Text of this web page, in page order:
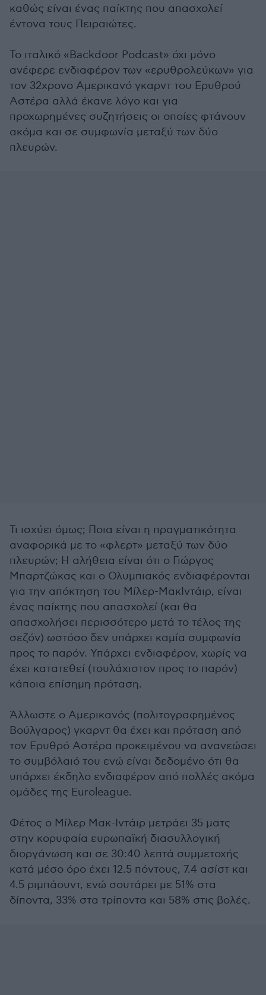
καθώς είναι ένας παίκτης που απασχολεί
έντονα τους Πειραιώτες.
Το ιταλικό «Backdoor Podcast» όχι μόνο
ανέφερε ενδιαφέρον των «ερυθρολεύκων» για
τον 32χρονο Αμερικανό γκαρντ του Ερυθρού
Αστέρα αλλά έκανε λόγο και για
προχωρημένες συζητήσεις οι οποίες φτάνουν
ακόμα και σε συμφωνία μεταξύ των δύο
πλευρών.
Τι ισχύει όμως; Ποια είναι η πραγματικότητα
αναφορικά με το «φλερτ» μεταξύ των δύο
πλευρών; Η αλήθεια είναι ότι ο Γιώργος
Μπαρτζώκας και ο Ολυμπιακός ενδιαφέρονται
για την απόκτηση του Μίλερ-ΜακΙντάιρ, είναι
ένας παίκτης που απασχολεί (και θα
απασχολήσει περισσότερο μετά το τέλος της
σεζόν) ωστόσο δεν υπάρχει καμία συμφωνία
προς το παρόν. Υπάρχει ενδιαφέρον, χωρίς να
έχει κατατεθεί (τουλάχιστον προς το παρόν)
κάποια επίσημη πρόταση.
Άλλωστε ο Αμερικανός (πολιτογραφημένος
Βούλγαρος) γκαρντ θα έχει και πρόταση από
τον Ερυθρό Αστέρα προκειμένου να ανανεώσει
το συμβόλαιό του ενώ είναι δεδομένο ότι θα
υπάρχει έκδηλο ενδιαφέρον από πολλές ακόμα
ομάδες της Euroleague.
Φέτος ο Μίλερ Μακ-Ιντάιρ μετράει 35 ματς
στην κορυφαία ευρωπαϊκή διασυλλογική
διοργάνωση και σε 30:40 λεπτά συμμετοχής
κατά μέσο όρο έχει 12.5 πόντους, 7.4 ασίστ και
4.5 ριμπάουντ, ενώ σουτάρει με 51% στα
δίποντα, 33% στα τρίποντα και 58% στις βολές.